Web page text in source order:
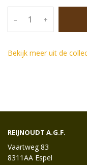
– +
Bekijk meer uit de
REIJNOUDT A.G.F.
Vaartweg 83
8311AA Espel